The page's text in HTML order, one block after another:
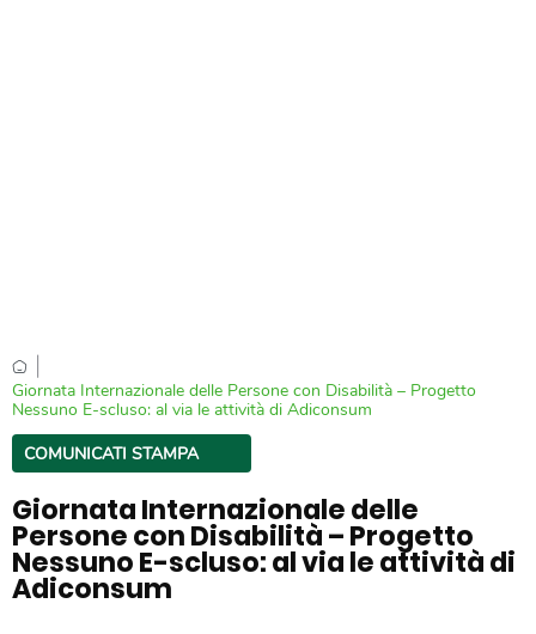
Giornata Internazionale delle Persone con Disabilità – Progetto
Nessuno E-scluso: al via le attività di Adiconsum
COMUNICATI STAMPA
Giornata Internazionale delle
Persone con Disabilità – Progetto
Nessuno E-scluso: al via le attività di
Adiconsum